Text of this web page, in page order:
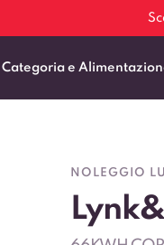
Categoria e
Fiat Professional
NOLEGGIO